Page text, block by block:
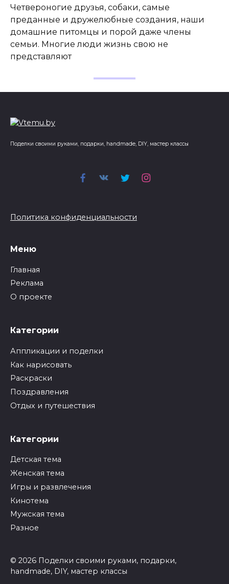
Четвероногие друзья, собаки, самые
преданные и дружелюбные создания, наши
домашние питомцы и порой даже члены
семьи. Многие люди жизнь свою не
представляют
Поделки своими руками, подарки, handmade, DIY, мастер классы
Политика конфиденциальности
Меню
Главная
Реклама
О проекте
Категории
Аппликации и поделки
Как нарисовать
Раскраски
Поздравления
Отдых и путешествия
Категории
Детская тема
Женская тема
Игры и развлечения
Кинотема
Мужская тема
Разное
© 2026 Поделки своими руками, подарки,
handmade, DIY, мастер классы